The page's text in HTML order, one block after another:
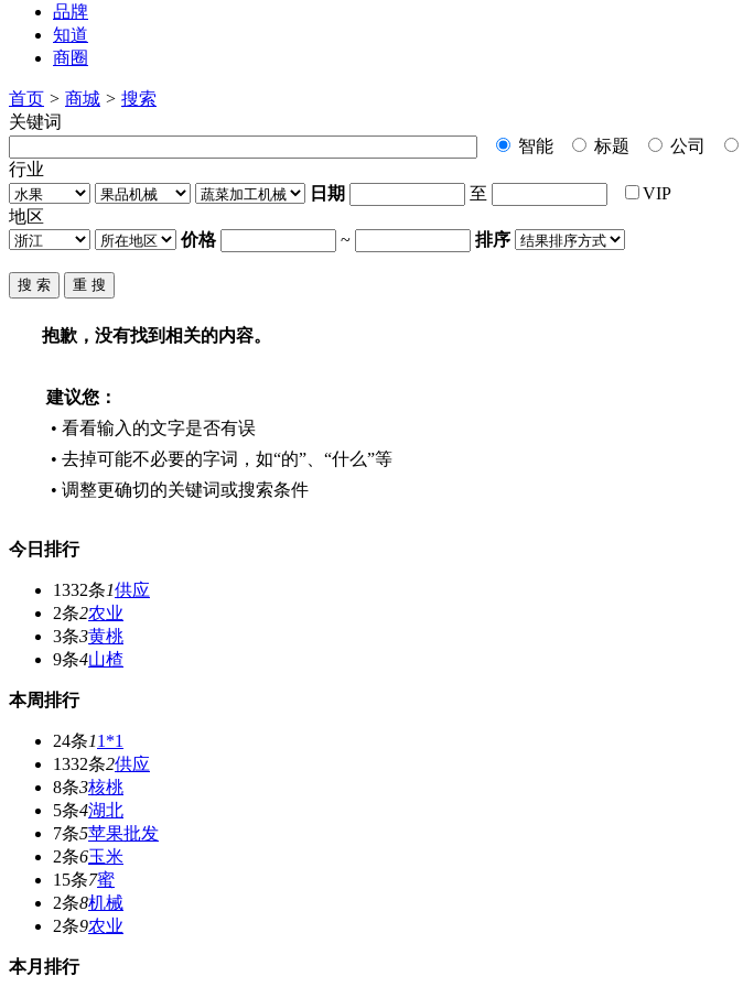
品牌
知道
商圈
首页 > 商城 > 搜索
关键词
智能
标题 公司
行业
日期
至
VIP
地区
价格
~ 排序
抱歉，没有找到相关的内容。
建议您：
• 看看输入的文字是否有误
• 去掉可能不必要的字词，如“的”、“什么”等
• 调整更确切的关键词或搜索条件
今日排行
1332条1供应
2条2农业
3条3黄桃
9条4山楂
本周排行
24条11*1
1332条2供应
8条3核桃
5条4湖北
7条5苹果批发
2条6玉米
15条7蜜
2条8机械
2条9农业
本月排行